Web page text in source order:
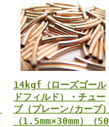
14kgf（ローズゴール
ドフィルド）・チュー
ブ（プレーン/カーブ）
（1.5mm×30mm）（50